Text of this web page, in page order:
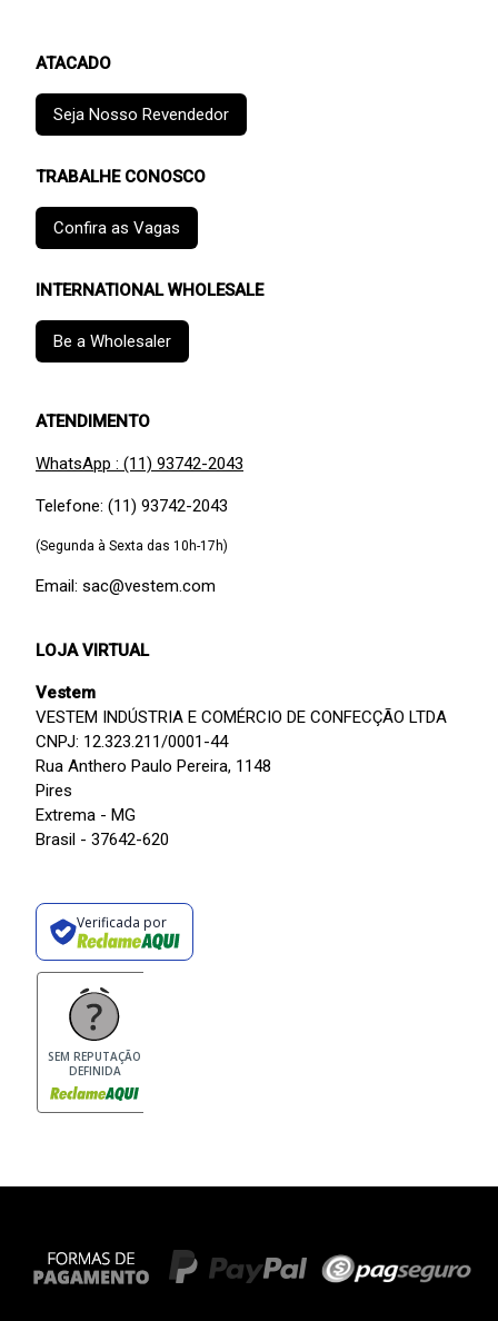
ATACADO
Seja Nosso Revendedor
TRABALHE CONOSCO
Confira as Vagas
INTERNATIONAL WHOLESALE
Be a Wholesaler
ATENDIMENTO
WhatsApp : (11) 93742-2043
Telefone: (11) 93742-2043
(Segunda à Sexta das 10h-17h)
Email: sac@vestem.com
LOJA VIRTUAL
Vestem
VESTEM INDÚSTRIA E COMÉRCIO DE CONFECÇÃO LTDA
CNPJ: 12.323.211/0001-44
Rua Anthero Paulo Pereira, 1148
Pires
Extrema - MG
Brasil - 37642-620
Verificada por
SEM REPUTAÇÃO
DEFINIDA